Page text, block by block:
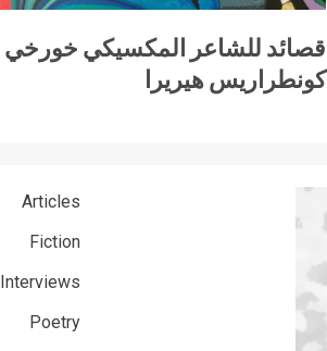
قصائد للشاعر المكسيكي خورخي
كونطراريس هيريرا
Articles
Fiction
Interviews
Poetry